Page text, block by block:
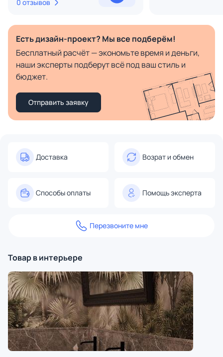
0 отзывов
Есть дизайн-проект? Мы все подберём!
Бесплатный расчёт — экономьте время и деньги,
наши эксперты подберут всё под ваш стиль и
бюджет.
Отправить заявку
Доставка Возрат и обмен
Способы оплаты Помощь эксперта
Перезвоните мне
Товар в интерьере